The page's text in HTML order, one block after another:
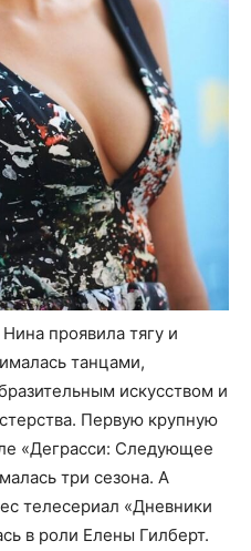
проявила тягу и
танцами,
искусством и
Первую крупную
«Деграсси: Следующее
три сезона. А
телесериал «Дневники
в роли Елены Гилберт.